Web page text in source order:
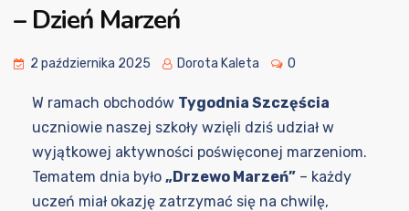
– Dzień Marzeń
2 października 2025 Dorota Kaleta 0
W ramach obchodów Tygodnia Szczęścia
uczniowie naszej szkoły wzięli dziś udział w
wyjątkowej aktywności poświęconej marzeniom.
Tematem dnia było „Drzewo Marzeń” – każdy
uczeń miał okazję zatrzymać się na chwilę,